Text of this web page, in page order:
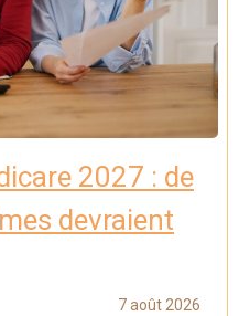
2027 : de
devraient
7 août 2026